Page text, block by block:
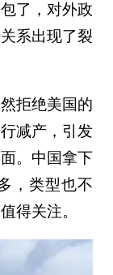
了，对外政
系出现了裂
拒绝美国的
减产，引发
。中国拿下
，类型也不
得关注。